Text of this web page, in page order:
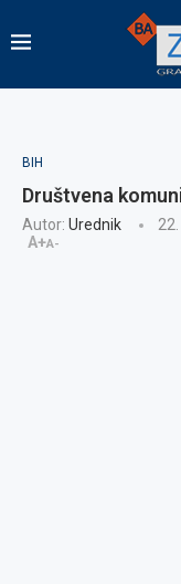
BIH
Društvena
Autor: Urednik
A+A-